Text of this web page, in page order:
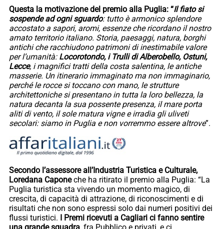
Questa la motivazione del premio alla Puglia: “Il fiato si
sospende ad ogni sguardo: tutto è armonico splendore
accostato a sapori, aromi, essenze che ricordano il nostro
amato territorio italiano. Storia, paesaggi, natura, borghi
antichi che racchiudono patrimoni di inestimabile valore
per l’umanità: Locorotondo, i Trulli di Alberobello, Ostuni,
Lecce, i magnifici tratti della costa salentina, le antiche
masserie. Un itinerario immaginato ma non immaginario,
perché le rocce si toccano con mano, le strutture
architettoniche si presentano in tutta la loro bellezza, la
natura decanta la sua possente presenza, il mare porta
aliti di vento, il sole matura vigne e irradia gli uliveti
secolari: siamo in Puglia e non vorremmo essere altrove”.
Secondo l’assessore all’Industria Turistica e Culturale,
Loredana Caponeche ha ritirato il premio alla Puglia: “La
Puglia turistica sta vivendo un momento magico, di
crescita, di capacità di attrazione, di riconoscimenti e di
risultati che non sono espressi solo dai numeri positivi dei
flussi turistici. I Premi ricevuti a Cagliari ci fanno sentire